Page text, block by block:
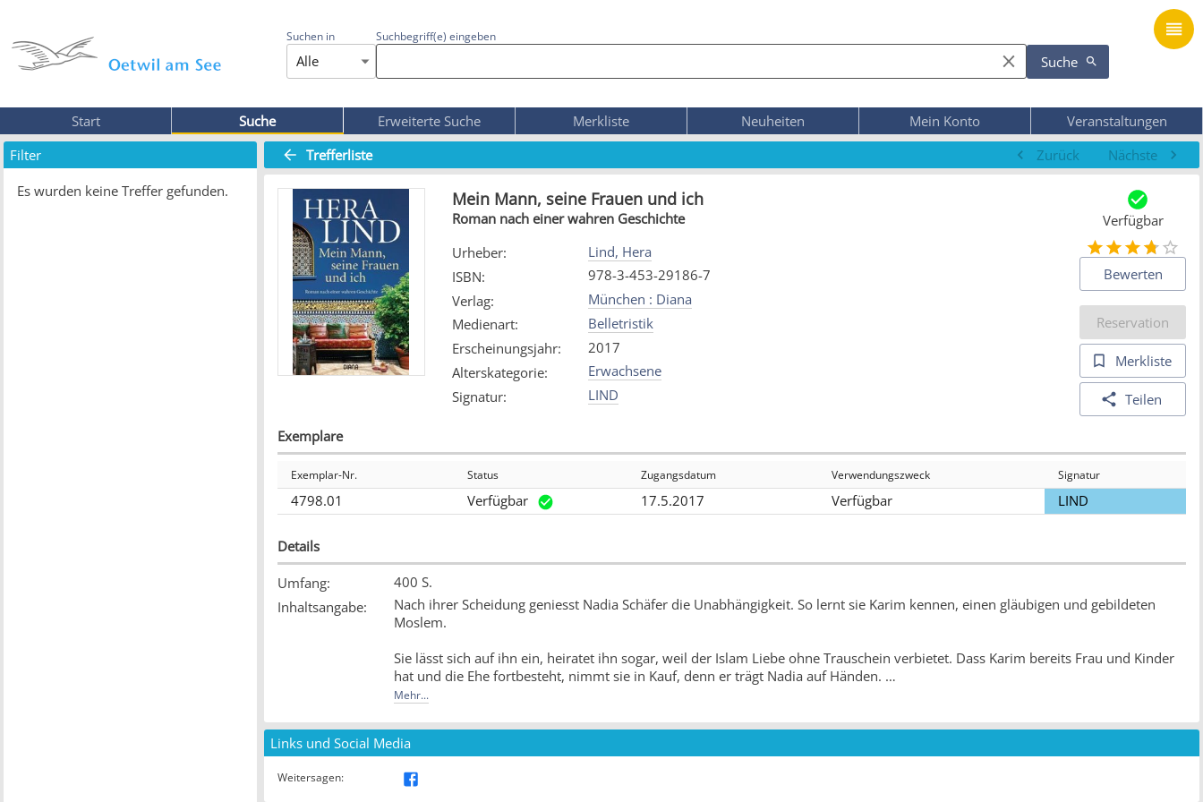
Suchen in
Alle
Suchbegriff(e) eingeben
Suche
Start Suche Erweiterte Suche Merkliste Neuheiten Mein Konto
Veranstaltungen
Filter
Es wurden keine Treffer gefunden.
Trefferliste Zurück Nächste
Mein Mann, seine Frauen und ich
Roman nach einer wahren Geschichte
Urheber:
Lind, Hera
ISBN:
978-3-453-29186-7
Verlag:
München : Diana
Medienart:
Belletristik
Erscheinungsjahr:
2017
Alterskategorie:
Erwachsene
Signatur: LIND
Verfügbar
Bewerten
Reservation
Merkliste
Teilen
Exemplare
Exemplar-Nr. Status Zugangsdatum Verwendungszweck Signatur
4798.01 Verfügbar 17.5.2017 Verfügbar LIND
Details
Umfang:
400 S.
Inhaltsangabe:
Nach ihrer Scheidung geniesst Nadia Schäfer die Unabhängigkeit. So lernt sie Karim kennen, einen gläubigen und gebildeten
Moslem.
Sie lässt sich auf ihn ein, heiratet ihn sogar, weil der Islam Liebe ohne Trauschein verbietet. Dass Karim bereits Frau und Kinder
hat und die Ehe fortbesteht, nimmt sie in Kauf, denn er trägt Nadia auf Händen.
Ehemann, der sich auch noch um seine erste Frau kümmert.
Quelle: Buchhaus.ch, bearbeitet mit ChatGPT
Mehr...
Links und Social Media
Weitersagen: